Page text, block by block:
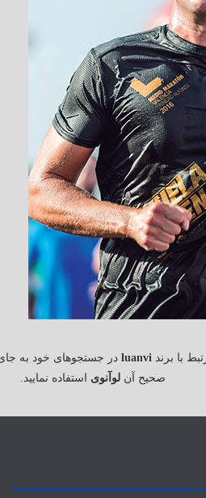
با برندluanvi در جستجوهای خود به
صحیح آنلوآنوی استفاده نمایید.